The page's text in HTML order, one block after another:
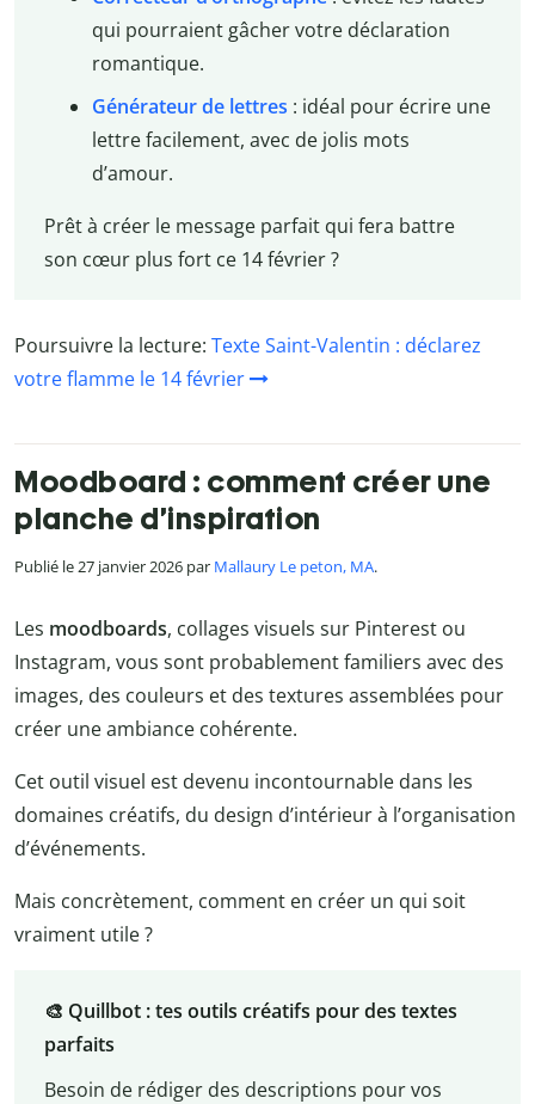
qui pourraient gâcher votre déclaration
romantique.
Générateur de lettres : idéal pour écrire une
lettre facilement, avec de jolis mots
d’amour.
Prêt à créer le message parfait qui fera battre
son cœur plus fort ce 14 février ?
Poursuivre la lecture: Texte Saint-Valentin : déclarez
votre flamme le 14 février
Moodboard : comment créer une
planche d’inspiration
Publié le 27 janvier 2026 par Mallaury Le peton, MA.
Les moodboards, collages visuels sur Pinterest ou
Instagram, vous sont probablement familiers avec des
images, des couleurs et des textures assemblées pour
créer une ambiance cohérente.
Cet outil visuel est devenu incontournable dans les
domaines créatifs, du design d’intérieur à l’organisation
d’événements.
Mais concrètement, comment en créer un qui soit
vraiment utile ?
🎨 Quillbot : tes outils créatifs pour des textes
parfaits
Besoin de rédiger des descriptions pour vos